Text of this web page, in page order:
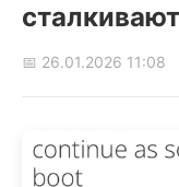
📅 26.01.2026 11:08